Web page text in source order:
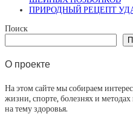
ПРИРОДНЫЙ РЕЦЕПТ
Поиск
О проекте
На этом сайте мы собираем
жизни, спорте, болезнях и
на тему здоровья.